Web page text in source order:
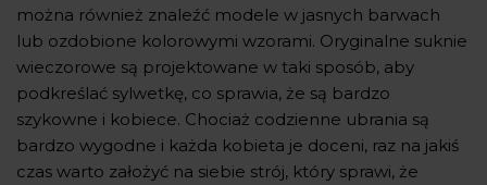
można również znaleźć modele w jasnych barwach
lub ozdobione kolorowymi wzorami. Oryginalne suknie
wieczorowe są projektowane w taki sposób, aby
podkreślać sylwetkę, co sprawia, że są bardzo
szykowne i kobiece. Chociaż codzienne ubrania są
bardzo wygodne i każda kobieta je doceni, raz na jakiś
czas warto założyć na siebie strój, który sprawi, że